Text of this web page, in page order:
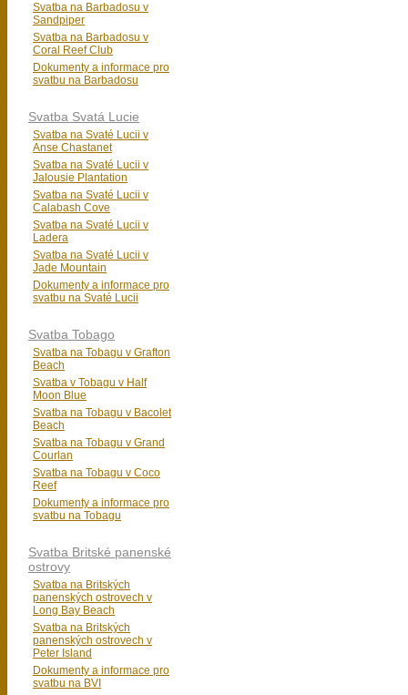
Svatba na Barbadosu v
Sandpiper
Svatba na Barbadosu v
Coral Reef Club
Dokumenty a informace pro
svatbu na Barbadosu
Svatba Svatá Lucie
Svatba na Svaté Lucii v
Anse Chastanet
Svatba na Svaté Lucii v
Jalousie Plantation
Svatba na Svaté Lucii v
Calabash Cove
Svatba na Svaté Lucii v
Ladera
Svatba na Svaté Lucii v
Jade Mountain
Dokumenty a informace pro
svatbu na Svaté Lucii
Svatba Tobago
Svatba na Tobagu v Grafton
Beach
Svatba v Tobagu v Half
Moon Blue
Svatba na Tobagu v Bacolet
Beach
Svatba na Tobagu v Grand
Courlan
Svatba na Tobagu v Coco
Reef
Dokumenty a informace pro
svatbu na Tobagu
Svatba Britské panenské
ostrovy
Svatba na Britských
panenských ostrovech v
Long Bay Beach
Svatba na Britských
panenských ostrovech v
Peter Island
Dokumenty a informace pro
svatbu na BVI